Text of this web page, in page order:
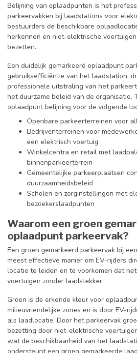
Belijning van oplaadpunten is het
parkeervakken bij laadstations voor
bestuurders de beschikbare
herkennen en niet-elektrische
bezetten.
Een duidelijk gemarkeerd oplaadpunt
gebruiksefficiëntie van het laadstation,
professionele uitstraling van het
het duurzame beleid van de organisatie.
oplaadpunt belijning voor de volgende
Openbare parkeerterreinen voor
Bedrijventerreinen voor
een elektrisch voertuig
Winkelcentra en retail met
binnenparkeerterrein
Gemeentelijke parkeerplaatsen
duurzaamheidsbeleid
Scholen en zorginstellingen met
bezoekerslaadpunten
Waarom een groen
oplaadpunt parkeervak?
Een groen gemarkeerd parkeervak bij
meest effectieve manier om EV-rijders
locatie te leiden en te voorkomen dat
voertuigen zonder laadstekker.
Groen is de erkende kleur voor
milieuvriendelijke zones en is door EV-
als laadlocatie. Door het parkeervak
bezetting door niet-elektrische
wat de beschikbaarheid van het
ondersteunt een groen gemarkeerde